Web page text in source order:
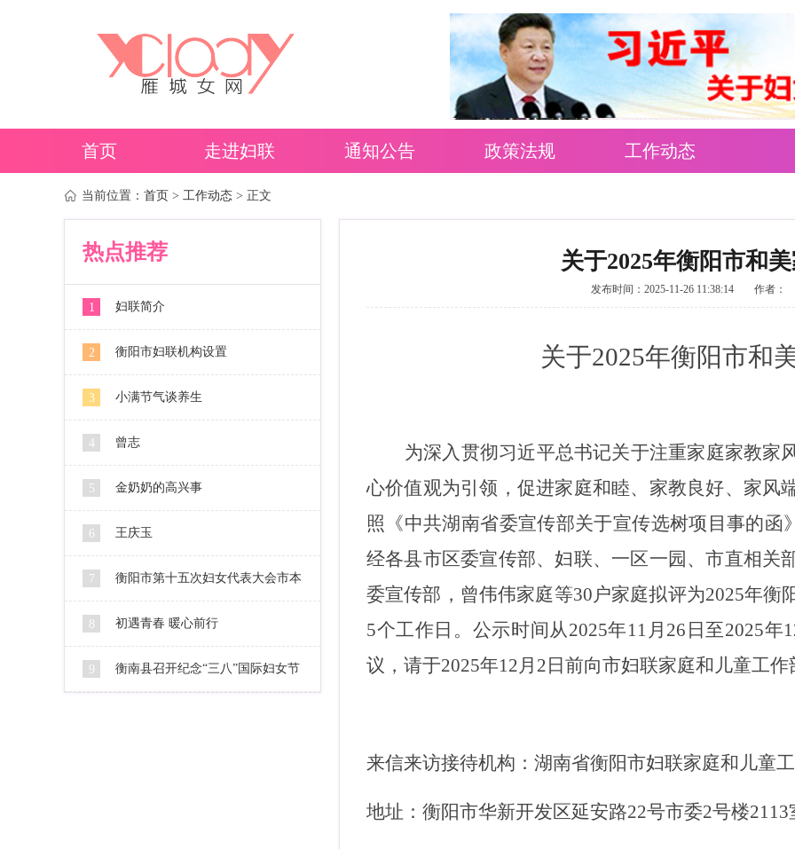
首页 走进妇联 通知公告 政策法规 工作动态
当前位置： 首页 > 工作动态 > 正文
热点推荐
1 妇联简介
2 衡阳市妇联机构设置
3 小满节气谈养生
4 曾志
5 金奶奶的高兴事
6 王庆玉
7 衡阳市第十五次妇女代表大会市本
级代表人选公示
8 初遇青春 暖心前行
9 衡南县召开纪念“三八”国际妇女节
关于2025年衡阳市和
发布时间：2025-11-26 11:38:14 作者：
关于2025年衡阳市和
为深入贯彻习近平总书记关于注重家庭家教家
心价值观为引领 ， 促进家庭和睦、家教良好、家风
照 《中共湖南省委宣传部关于宣传选树项目事的函
经各县市区委宣传部、妇联、一区一园、市直相关
委宣传部，曾伟伟家庭等30户家庭拟评为2025年衡
5个工作日。公示时间从2025年11 月 26 日至2025年
议，请于2025年12月 2 日前向市妇联家庭和儿童工作
来信来访接待机构：湖南省衡阳市妇联家庭和儿童
地址：衡阳市华新开发区延安路22号市委2号楼2113